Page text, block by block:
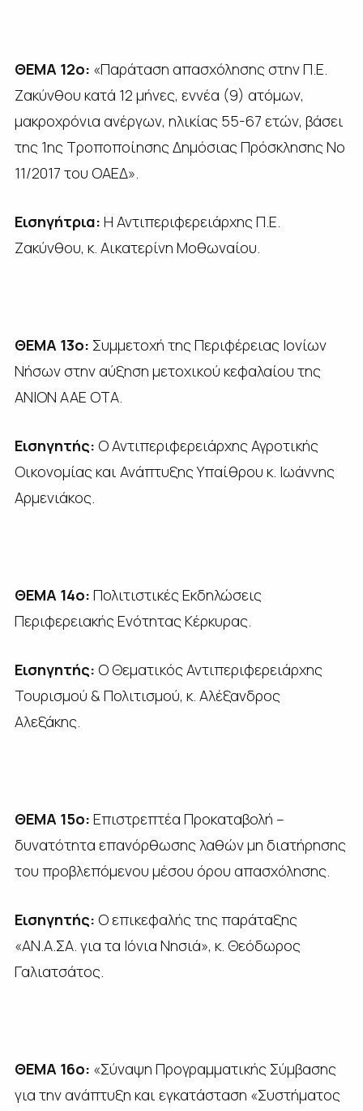
ΘΕΜΑ 12ο: «Παράταση απασχόλησης στην Π.Ε.
Ζακύνθου κατά 12 μήνες, εννέα (9) ατόμων,
μακροχρόνια ανέργων, ηλικίας 55-67 ετών, βάσει
της 1ης Τροποποίησης Δημόσιας Πρόσκλησης Νο
11/2017 του ΟΑΕΔ».
Εισηγήτρια: Η Αντιπεριφερειάρχης Π.Ε.
Ζακύνθου, κ. Αικατερίνη Μοθωναίου.
ΘΕΜΑ 13ο: Συμμετοχή της Περιφέρειας Ιονίων
Νήσων στην αύξηση μετοχικού κεφαλαίου της
ΑΝΙΟΝ ΑΑΕ ΟΤΑ.
Εισηγητής: Ο Αντιπεριφερειάρχης Αγροτικής
Οικονομίας και Ανάπτυξης Υπαίθρου κ. Ιωάννης
Αρμενιάκος.
ΘΕΜΑ 14ο: Πολιτιστικές Εκδηλώσεις
Περιφερειακής Ενότητας Κέρκυρας.
Εισηγητής: Ο Θεματικός Αντιπεριφερειάρχης
Τουρισμού & Πολιτισμού, κ. Αλέξανδρος
Αλεξάκης.
ΘΕΜΑ 15ο: Επιστρεπτέα Προκαταβολή –
δυνατότητα επανόρθωσης λαθών μη διατήρησης
του προβλεπόμενου μέσου όρου απασχόλησης.
Εισηγητής: Ο επικεφαλής της παράταξης
«ΑΝ.Α.ΣΑ. για τα Ιόνια Νησιά», κ. Θεόδωρος
Γαλιατσάτος.
ΘΕΜΑ 16ο: «Σύναψη Προγραμματικής Σύμβασης
για την ανάπτυξη και εγκατάσταση «Συστήματος